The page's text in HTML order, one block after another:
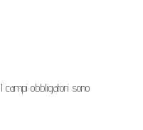
I campi obbligatori sono